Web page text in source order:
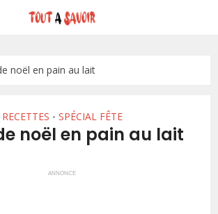
noël en pain au lait
RECETTES • SPÉCIAL FÊTE
noël en pain au lait
ANNONCE